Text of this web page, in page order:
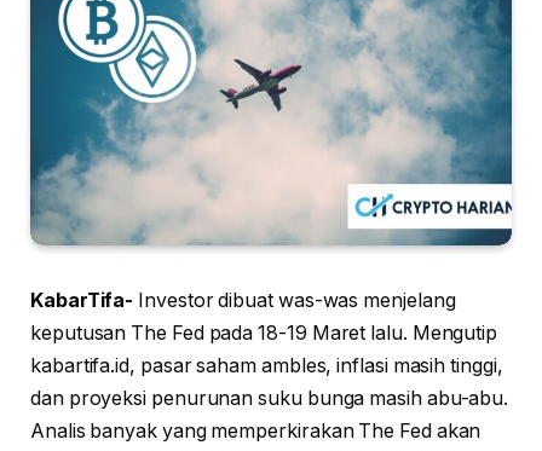
KabarTifa- Investor dibuat was-was menjelang
keputusan The Fed pada 18-19 Maret lalu. Mengutip
kabartifa.id, pasar saham ambles, inflasi masih tinggi,
dan proyeksi penurunan suku bunga masih abu-abu.
Analis banyak yang memperkirakan The Fed akan